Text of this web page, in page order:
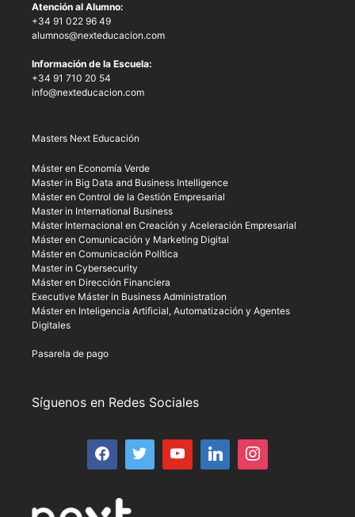
Atención al Alumno:
+34 91 022 96 49
alumnos@nexteducacion.com
Información de la Escuela:
+34 91 710 20 54
info@nexteducacion.com
Masters Next Educación
Máster en Economía Verde
Master in Big Data and Business Intelligence
Máster en Control de la Gestión Empresarial
Master in International Business
Máster Internacional en Creación y Aceleración Empresarial
Máster en Comunicación y Marketing Digital
Máster en Comunicación Política
Master in Cybersecurity
Máster en Dirección Financiera
Executive Máster in Business Administration
Máster en Inteligencia Artificial, Automatización y Agentes
Digitales
Pasarela de pago
Síguenos en Redes Sociales